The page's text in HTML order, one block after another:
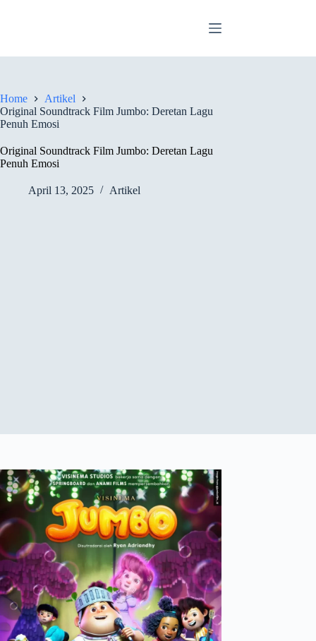
Home
Artikel
Original Soundtrack Film Jumbo: Deretan Lagu
Penuh Emosi
Original Soundtrack Film Jumbo: Deretan Lagu
Penuh Emosi
April 13, 2025 Artikel